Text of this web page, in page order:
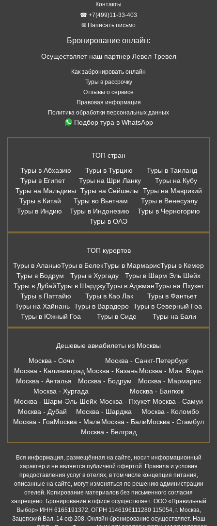
Контакты
☎ +7(499)11-33-403
✉ Написать письмо
Бронирование онлайн:
Осуществляет наш партнер Левел Тревел
Как забронировать онлайн
Туры в рассрочку
Отзывы о сервисе
Правовая информация
Политика обработки персональных данных
Подбор тура в WhatsApp
ТОП стран
Туры в Абхазию
Туры в Турцию
Туры в Таиланд
Туры в Египет
Туры на Шри Ланку
Туры на Кубу
Туры на Мальдивы
Туры на Сейшелы
Туры на Маврикий
Туры в Китай
Туры во Вьетнам
Туры в Венесуэлу
Туры в Индию
Туры в Индонезию
Туры в Черногорию
Туры в ОАЭ
ТОП курортов
Туры в АланьюТуры в БелекТуры в МармарисТуры в Кемер
Туры в Бодрум
Туры в Хургаду
Туры в Шарм Эль Шейх
Туры в ДубайТуры в ШарджуТуры в АджманТуры на Пхукет
Туры в Паттайю
Туры в Као Лак
Туры в Фантьет
Туры на Хайнань Туры в Варадеро Туры в Северный Гоа
Туры в Южный Гоа
Туры в Сиде Туры на Бали
Дешевые авиабилеты из Москвы
Москва - Сочи
Москва - Санкт-Петербург
Москва - Калининград Москва - Казань Москва - Мин. Воды
Москва - Анталья
Москва - Бодрум
Москва - Мармарис
Москва - Хургада
Москва - Бангкок
Москва - Шарм-Эль-Шейх Москва - Пхукет Москва - Самуи
Москва - Дубай
Москва - Шарджа
Москва - Коломбо
Москва - ГоаМосква - МалеМосква - БалиМосква - Стамбул
Москва - Белград
Вся информация, размещённая на сайте, носит информационный
характер и не является публичной офертой. Правила и условия
предоставления услуг в отелях, в том числе концепция питания,
описанные на сайте, могут изменяться по решению администрации
отелей. Копирование материалов без письменного согласия
запрещено. Бронирование в офисе осуществляет: ООО «Правильный
Выбор» ИНН 6165191372, ОГРН 1146196111280 115054, г. Москва,
Зацепский Вал, 14 оф 208. Онлвйн бронирование осуществляет. Наш